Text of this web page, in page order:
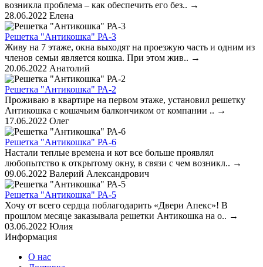
возникла проблема – как обеспечить его без.. →
28.06.2022 Елена
Решетка "Антикошка" РА-3
Живу на 7 этаже, окна выходят на проезжую часть и одним из
членов семьи является кошка. При этом жив.. →
20.06.2022 Анатолий
Решетка "Антикошка" РА-2
Проживаю в квартире на первом этаже, установил решетку
Антикошка с кошачьим балкончиком от компании .. →
17.06.2022 Олег
Решетка "Антикошка" РА-6
Настали теплые времена и кот все больше проявлял
любопытство к открытому окну, в связи с чем возникл.. →
09.06.2022 Валерий Александрович
Решетка "Антикошка" РА-5
Хочу от всего сердца поблагодарить «Двери Апекс»! В
прошлом месяце заказывала решетки Антикошка на о.. →
03.06.2022 Юлия
Информация
О нас